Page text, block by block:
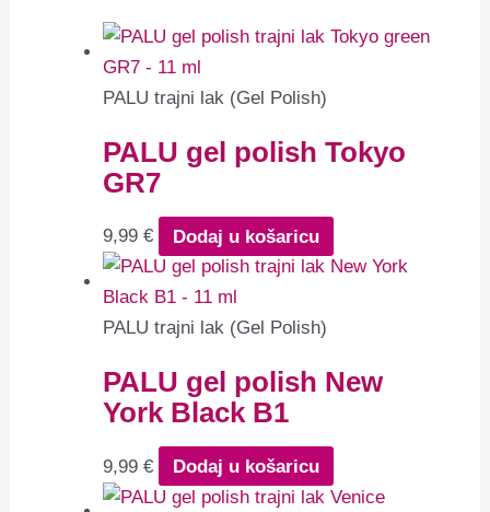
PALU trajni lak (Gel Polish)
PALU gel polish Tokyo
GR7
9,99€ Dodaj u košaricu
PALU trajni lak (Gel Polish)
PALU gel polish New
York Black B1
9,99€ Dodaj u košaricu